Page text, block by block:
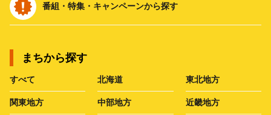
番組・特集・キャンペーンから探す
まちから探す
すべて 北海道 東北地方
関東地方 中部地方 近畿地方